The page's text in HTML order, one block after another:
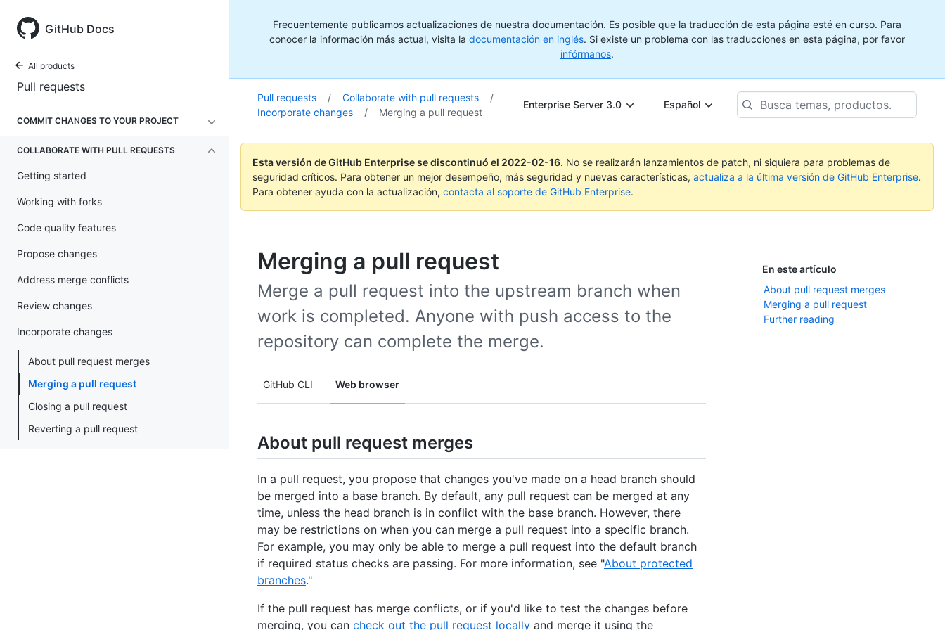
GitHub Docs
All products
Pull requests
COMMIT CHANGES TO YOUR PROJECT
COLLABORATE WITH PULL REQUESTS
Getting started
Working with forks
Code quality features
Propose changes
Address merge conflicts
Review changes
Incorporate changes
About pull request merges
Merging a pull request
Closing a pull request
Reverting a pull request
Frecuentemente publicamos actualizaciones de nuestra documentación. Es posible que la traducción de esta página esté en curso. Para
conocer la información más actual, visita la documentación en inglés. Si existe un problema con las traducciones en esta página, por favor
infórmanos.
Pull requests / Collaborate with pull requests
/
Incorporate changes
/ Merging a pull request
Enterprise Server 3.0 Español
Busca
temas,
Esta versión de GitHub Enterprise se discontinuó el 2022-02-16. No se realizarán lanzamientos de patch, ni siquiera para problemas de
seguridad críticos. Para obtener un mejor desempeño, más seguridad y nuevas características, actualiza a la última versión de GitHub Enterprise.
Para obtener ayuda con la actualización, contacta al soporte de GitHub Enterprise.
Merging a pull request
En este artículo
About pull request merges
Merging a pull request
Further reading
Merge a pull request into the upstream branch when
work is completed. Anyone with push access to the
repository can complete the merge.
GitHub CLI Web browser
About pull request merges
In a pull request, you propose that changes you've made on a head branch should
be merged into a base branch. By default, any pull request can be merged at any
time, unless the head branch is in conflict with the base branch. However, there
may be restrictions on when you can merge a pull request into a specific branch.
For example, you may only be able to merge a pull request into the default branch
if required status checks are passing. For more information, see "About protected
branches."
If the pull request has merge conflicts, or if you'd like to test the changes before
merging, you can check out the pull request locally and merge it using the